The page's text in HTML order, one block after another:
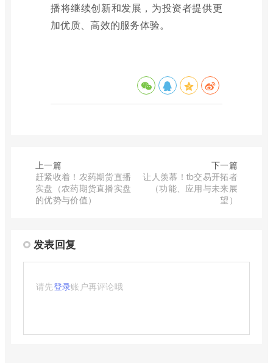
播将继续创新和发展，为投资者提供更
加优质、高效的服务体验。
上一篇
赶紧收着！农药期货直播
实盘（农药期货直播实盘
的优势与价值）
下一篇
让人羡慕！tb交易开拓者
（功能、应用与未来展
望）
发表回复
请先登录账户再评论哦